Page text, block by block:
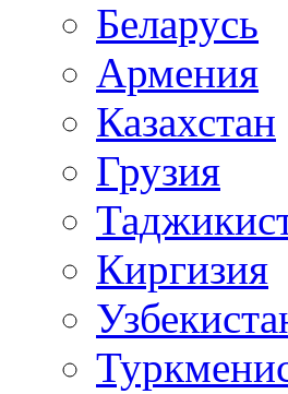
Беларусь
Армения
Казахстан
Грузия
Киргизия